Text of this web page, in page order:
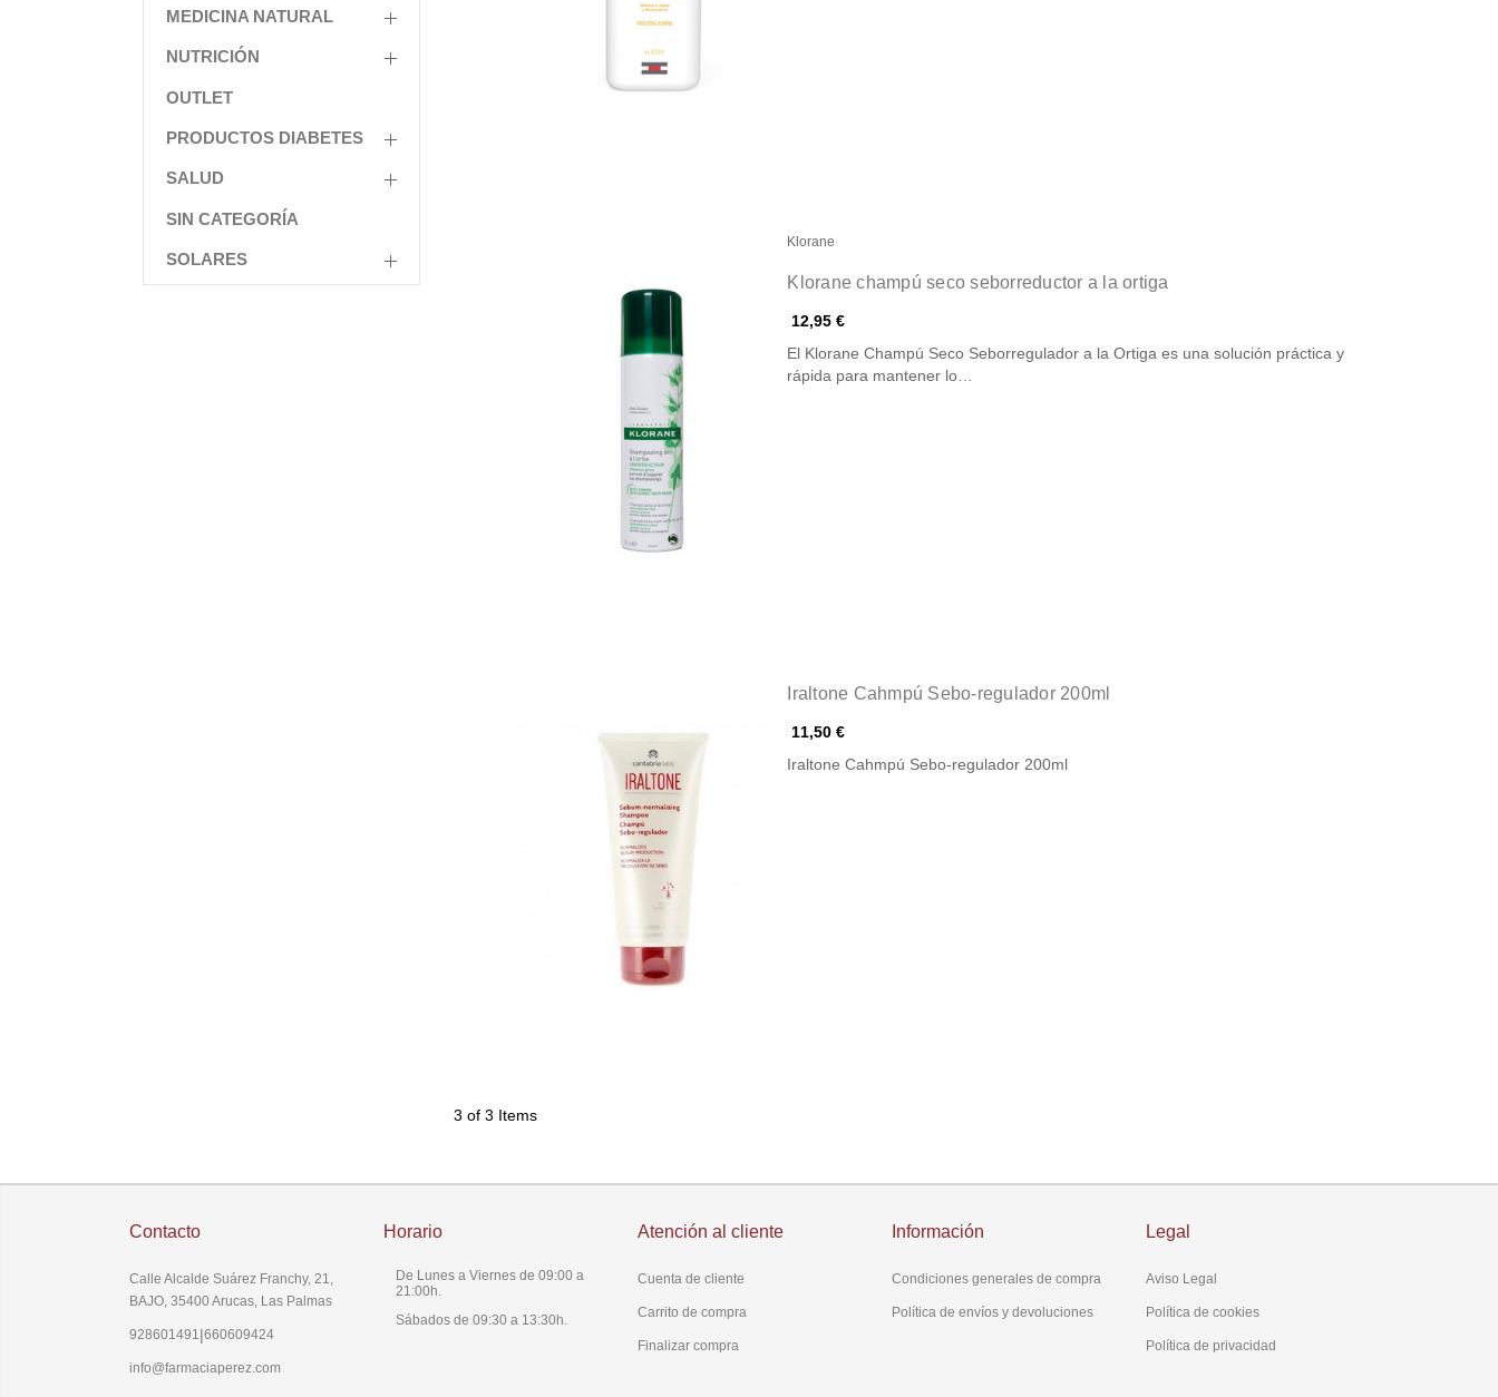
MEDICINA NATURAL
NUTRICIÓN
OUTLET
PRODUCTOS DIABETES
SALUD
SIN CATEGORÍA
SOLARES
Klorane
Klorane champú seco seborreductor a la ortiga
12,95 €
El Klorane Champú Seco Seborregulador a la Ortiga es una solución práctica y
rápida para mantener lo…
Iraltone Cahmpú Sebo-regulador 200ml
11,50 €
Iraltone Cahmpú Sebo-regulador 200ml
3 of 3 Items
Contacto
Calle Alcalde Suárez Franchy, 21,
BAJO, 35400 Arucas, Las Palmas
928601491|660609424
info@farmaciaperez.com
Horario
De Lunes a Viernes de 09:00 a
21:00h.
Sábados de 09:30 a 13:30h.
Atención al cliente
Cuenta de cliente
Carrito de compra
Finalizar compra
Información
Condiciones generales de compra
Política de envíos y devoluciones
Legal
Aviso Legal
Política de cookies
Política de privacidad